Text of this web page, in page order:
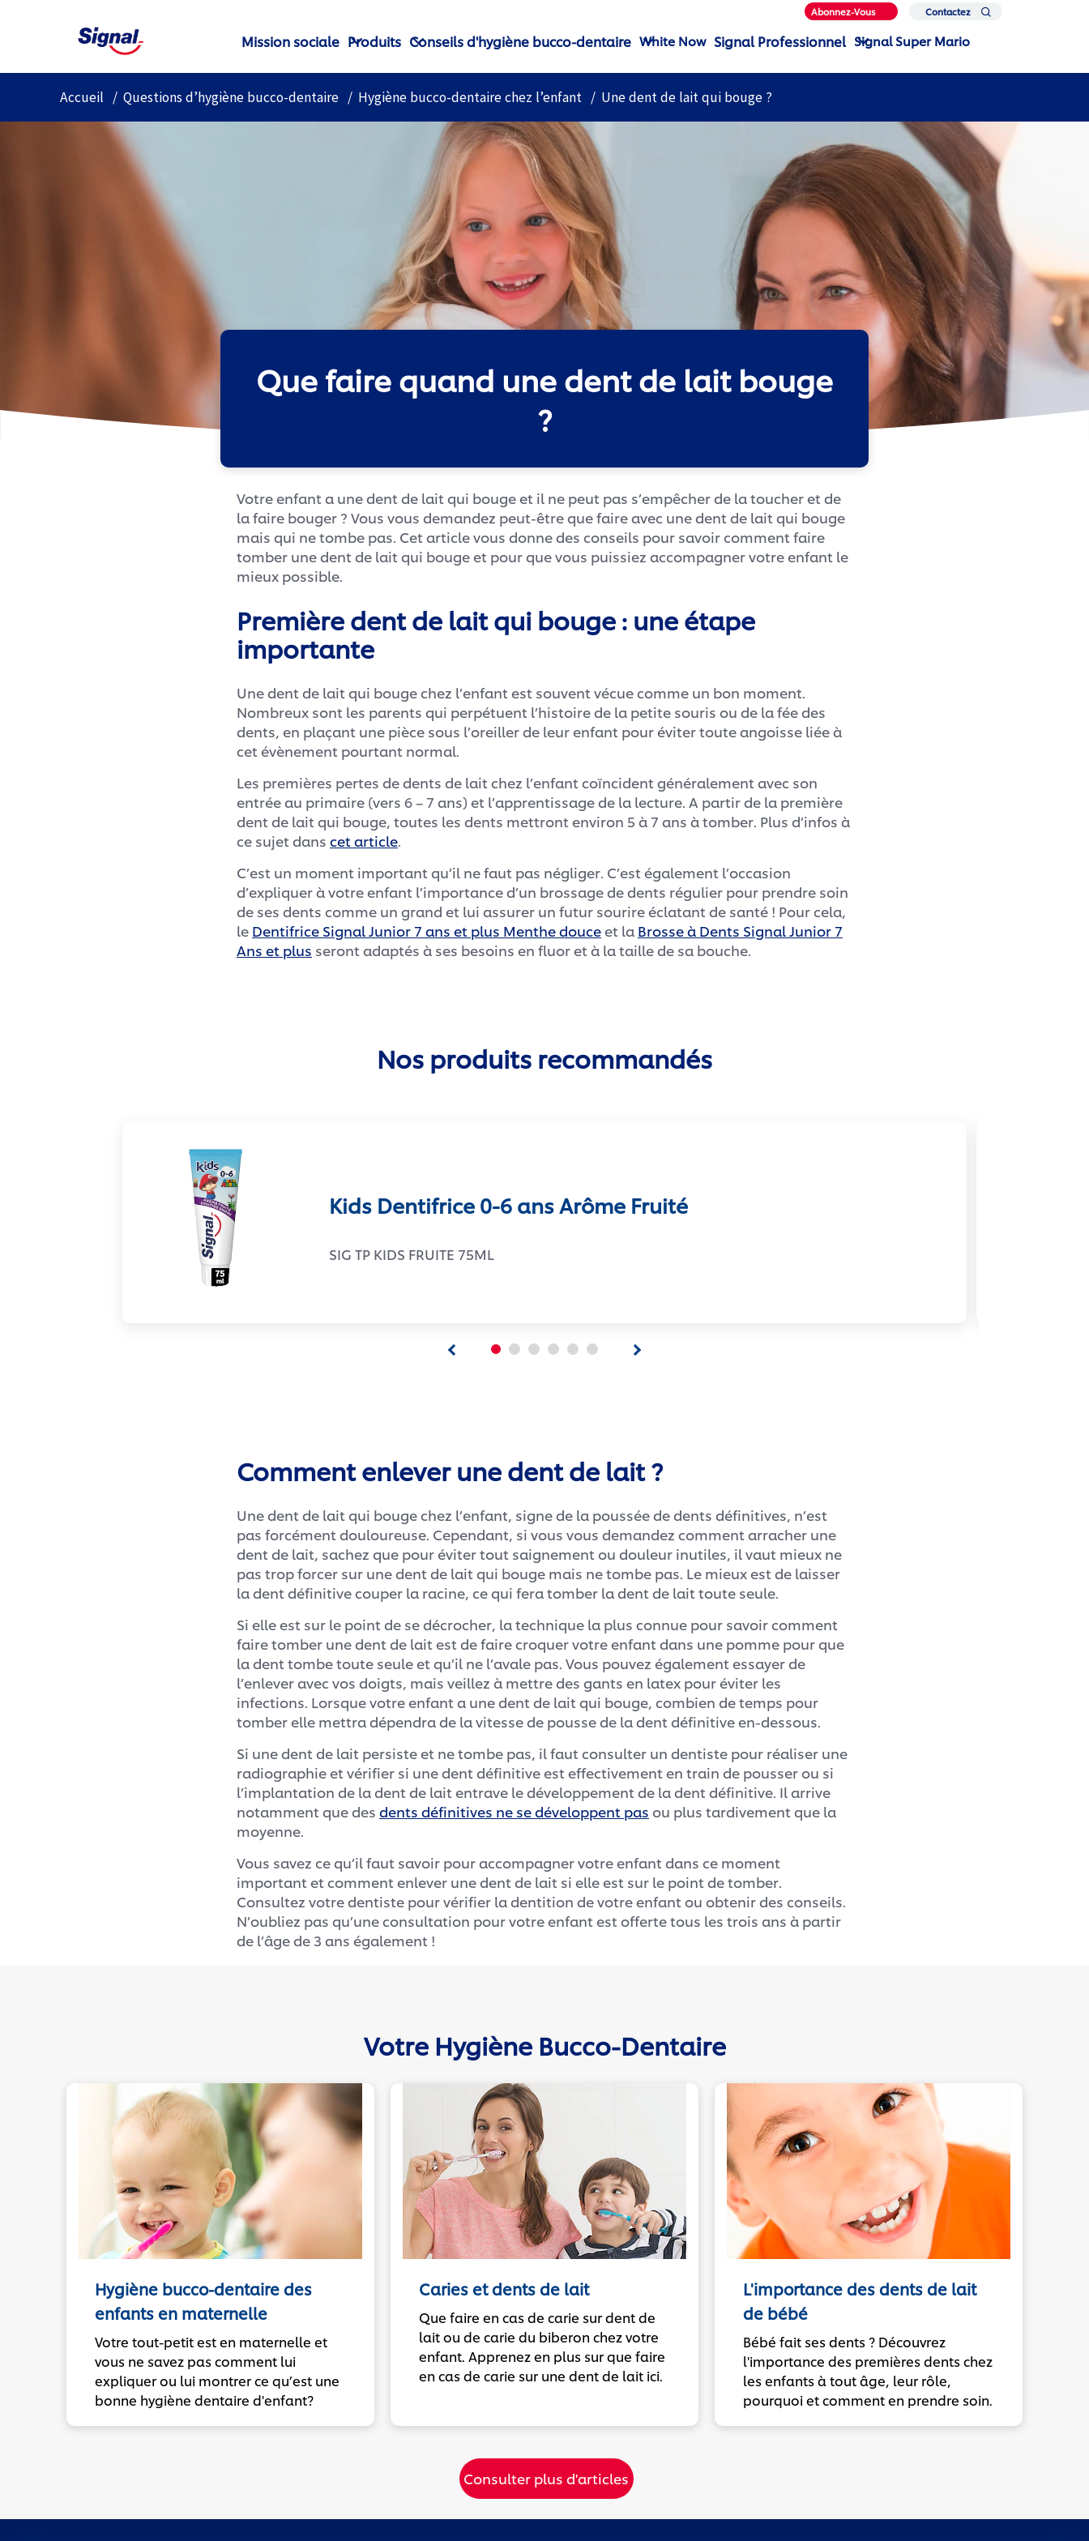
Abonnez-Vous
Contactez
Mission sociale Produits Conseils d'hygiène bucco-dentaire White Now Signal Professionnel Signal Super Mario
Accueil Questions d’hygiène bucco-dentaire Hygiène bucco-dentaire chez l’enfant Une dent de lait qui bouge ?
Que faire quand une dent de lait bouge
?
Votre enfant a une dent de lait qui bouge et il ne peut pas s’empêcher de la toucher et de
la faire bouger ? Vous vous demandez peut-être que faire avec une dent de lait qui bouge
mais qui ne tombe pas. Cet article vous donne des conseils pour savoir comment faire
tomber une dent de lait qui bouge et pour que vous puissiez accompagner votre enfant le
mieux possible.
Première dent de lait qui bouge : une étape
importante
Une dent de lait qui bouge chez l’enfant est souvent vécue comme un bon moment.
Nombreux sont les parents qui perpétuent l’histoire de la petite souris ou de la fée des
dents, en plaçant une pièce sous l’oreiller de leur enfant pour éviter toute angoisse liée à
cet évènement pourtant normal.
Les premières pertes de dents de lait chez l’enfant coïncident généralement avec son
entrée au primaire (vers 6 – 7 ans) et l’apprentissage de la lecture. A partir de la première
dent de lait qui bouge, toutes les dents mettront environ 5 à 7 ans à tomber. Plus d’infos à
ce sujet dans cet article
C’est un moment important qu’il ne faut pas négliger. C’est également l’occasion
d’expliquer à votre enfant l’importance d’un brossage de dents régulier pour prendre soin
de ses dents comme un grand et lui assurer un futur sourire éclatant de santé ! Pour cela,
le Dentifrice Signal Junior 7 ans et plus Menthe douceet la Brosse à Dents Signal Junior 7
Ans et plus seront adaptés à ses besoins en fluor et à la taille de sa bouche.
Nos produits recommandés
Kids Dentifrice 0-6 ans Arôme Fruité
SIG TP KIDS FRUITE 75ML
Comment enlever une dent de lait ?
Une dent de lait qui bouge chez l’enfant, signe de la poussée de dents définitives, n’est
pas forcément douloureuse. Cependant, si vous vous demandez comment arracher une
dent de lait, sachez que pour éviter tout saignement ou douleur inutiles, il vaut mieux ne
pas trop forcer sur une dent de lait qui bouge mais ne tombe pas. Le mieux est de laisser
la dent définitive couper la racine, ce qui fera tomber la dent de lait toute seule.
Si elle est sur le point de se décrocher, la technique la plus connue pour savoir comment
faire tomber une dent de lait est de faire croquer votre enfant dans une pomme pour que
la dent tombe toute seule et qu’il ne l’avale pas. Vous pouvez également essayer de
l’enlever avec vos doigts, mais veillez à mettre des gants en latex pour éviter les
infections. Lorsque votre enfant a une dent de lait qui bouge, combien de temps pour
tomber elle mettra dépendra de la vitesse de pousse de la dent définitive en-dessous.
Si une dent de lait persiste et ne tombe pas, il faut consulter un dentiste pour réaliser une
radiographie et vérifier si une dent définitive est effectivement en train de pousser ou si
l’implantation de la dent de lait entrave le développement de la dent définitive. Il arrive
notamment que des dents définitives ne se développent pas ou plus tardivement que la
moyenne.
Vous savez ce qu’il faut savoir pour accompagner votre enfant dans ce moment
important et comment enlever une dent de lait si elle est sur le point de tomber.
Consultez votre dentiste pour vérifier la dentition de votre enfant ou obtenir des conseils.
N’oubliez pas qu’une consultation pour votre enfant est offerte tous les trois ans à partir
de l’âge de 3 ans également !
Votre Hygiène Bucco-Dentaire
Hygiène bucco-dentaire des
enfants en maternelle
Votre tout-petit est en maternelle et
vous ne savez pas comment lui
expliquer ou lui montrer ce qu’est une
bonne hygiène dentaire d'enfant?
Caries et dents de lait
Que faire en cas de carie sur dent de
lait ou de carie du biberon chez votre
enfant. Apprenez en plus sur que faire
en cas de carie sur une dent de lait ici.
L'importance des dents de lait
de bébé
Bébé fait ses dents ? Découvrez
l'importance des premières dents chez
les enfants à tout âge, leur rôle,
pourquoi et comment en prendre soin.
Consulter plus d'articles